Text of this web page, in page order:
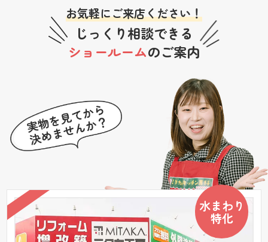
お気軽にご来店ください！
じっくり相談できる
ショールームのご案内
水まわり
特化